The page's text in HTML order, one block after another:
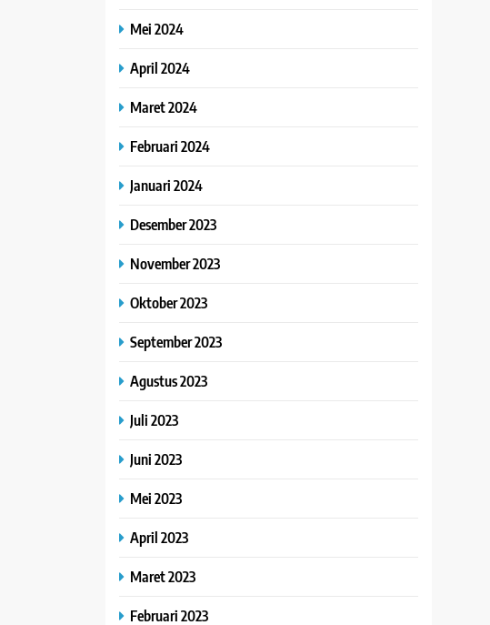
Mei 2024
April 2024
Maret 2024
Februari 2024
Januari 2024
Desember 2023
November 2023
Oktober 2023
September 2023
Agustus 2023
Juli 2023
Juni 2023
Mei 2023
April 2023
Maret 2023
Februari 2023